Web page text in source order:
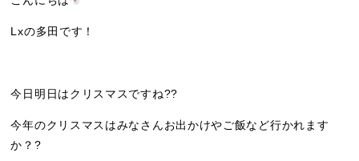
Lxの多田です！
今日明日はクリスマスですね??
今年のクリスマスはみなさんお出かけやご飯など行かれます
か？?